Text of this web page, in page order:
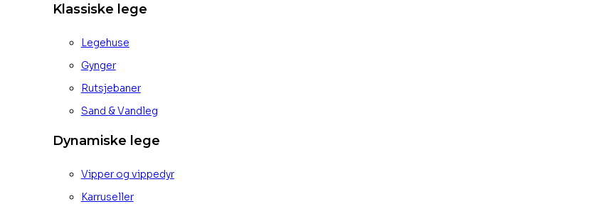
Klassiske lege
Legehuse
Gynger
Rutsjebaner
Sand & Vandleg
Dynamiske lege
Vipper og vippedyr
Karruseller